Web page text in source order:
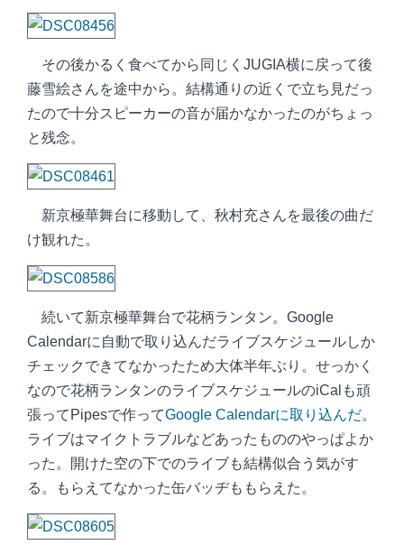
その後かるく食べてから同じくJUGIA横に戻って後
藤雪絵さんを途中から。結構通りの近くで立ち見だっ
たので十分スピーカーの音が届かなかったのがちょっ
と残念。
新京極華舞台に移動して、秋村充さんを最後の曲だ
け観れた。
続いて新京極華舞台で花柄ランタン。Google
Calendarに自動で取り込んだライブスケジュールしか
チェックできてなかったため大体半年ぶり。せっかく
なので花柄ランタンのライブスケジュールのiCalも頑
張ってPipesで作ってGoogle Calendarに取り込んだ。
ライブはマイクトラブルなどあったもののやっぱよか
った。開けた空の下でのライブも結構似合う気がす
る。もらえてなかった缶バッヂももらえた。